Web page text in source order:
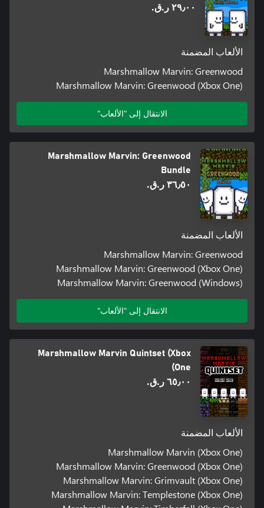
٢٩٫٠٠ ر.ق.‏
الألعاب المضمنة
Marshmallow Marvin: Greenwood
Marshmallow Marvin: Greenwood (Xbox One)
الانتقال إلى "الألعاب"
Marshmallow Marvin: Greenwood
Bundle
٣٦٫٥٠ ر.ق.‏
الألعاب المضمنة
Marshmallow Marvin: Greenwood
Marshmallow Marvin: Greenwood (Xbox One)
Marshmallow Marvin: Greenwood (Windows)
الانتقال إلى "الألعاب"
Marshmallow Marvin Quintset (Xbox
One)
٦٥٫٠٠ ر.ق.‏
الألعاب المضمنة
Marshmallow Marvin (Xbox One)
Marshmallow Marvin: Greenwood (Xbox One)
Marshmallow Marvin: Grimvault (Xbox One)
Marshmallow Marvin: Templestone (Xbox One)